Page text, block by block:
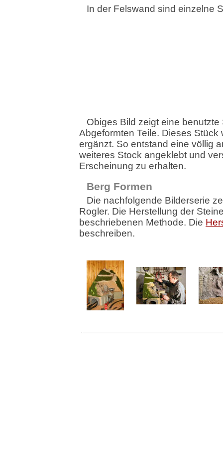
In der Felswand sind einzelne
Obiges Bild zeigt eine
Abgeformten Teile. Dieses
ergänzt. So entstand eine völlig
weiteres Stock angeklebt und
Erscheinung zu erhalten.
Berg Formen
Die nachfolgende Bilderserie
Rogler. Die Herstellung der
beschriebenen Methode. Die
beschreiben.